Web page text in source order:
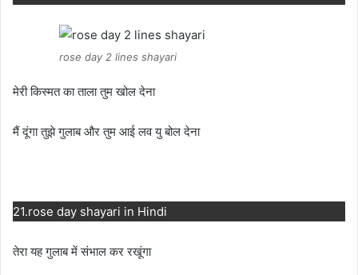
rose day 2 lines shayari
मेरी किस्मत का ताला तुम खोल देना
मैं दूंगा तुझे गुलाब और तुम आई लव यु बोल देना
21.rose day shayari in Hindi
तेरा यह गुलाब में संभाल कर रखूंगा